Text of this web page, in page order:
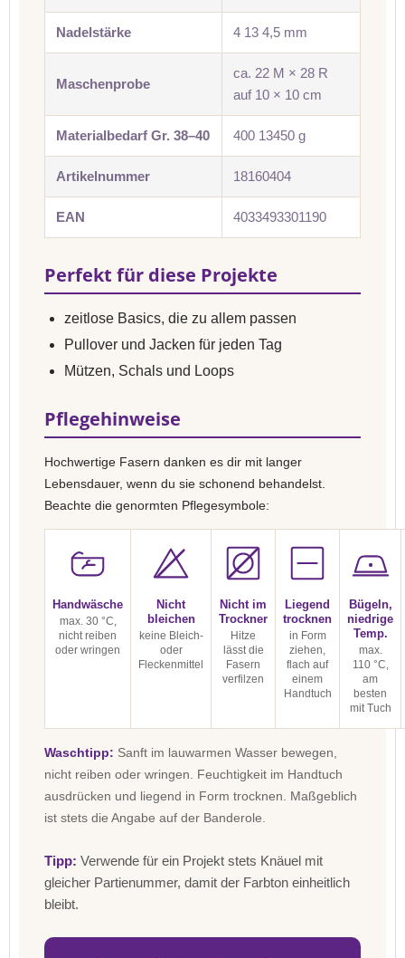
Nadelstärke 4 13 4,5 mm
Maschenprobe
ca. 22 M × 28 R
auf 10 × 10 cm
Materialbedarf Gr. 38–40 400 13450 g
Artikelnummer 18160404
EAN 4033493301190
Perfekt für diese Projekte
zeitlose Basics, die zu allem passen
Pullover und Jacken für jeden Tag
Mützen, Schals und Loops
Pflegehinweise
Hochwertige Fasern danken es dir mit langer
Lebensdauer, wenn du sie schonend behandelst.
Beachte die genormten Pflegesymbole:
Handwäsche
max. 30 °C,
nicht reiben
oder wringen
Nicht
bleichen
keine Bleich-
oder
Fleckenmittel
Nicht im
Trockner
Hitze
lässt die
Fasern
verfilzen
Liegend
trocknen
in Form
ziehen,
flach auf
einem
Handtuch
Bügeln,
niedrige
Temp.
max.
110 °C,
am
besten
mit Tuch
Waschtipp: Sanft im lauwarmen Wasser bewegen,
nicht reiben oder wringen. Feuchtigkeit im Handtuch
ausdrücken und liegend in Form trocknen. Maßgeblich
ist stets die Angabe auf der Banderole.
Tipp: Verwende für ein Projekt stets Knäuel mit
gleicher Partienummer, damit der Farbton einheitlich
bleibt.